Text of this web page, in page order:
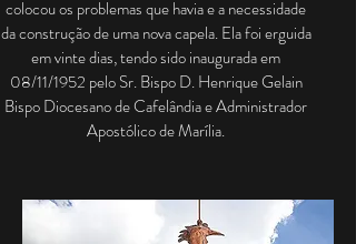
colocou os problemas que havia e a necessidade
da construção de uma nova capela. Ela foi erguida
em vinte dias, tendo sido inaugurada em
08/11/1952 pelo Sr. Bispo D. Henrique Gelain
Bispo Diocesano de Cafelândia e Administrador
Apostólico de Marília.